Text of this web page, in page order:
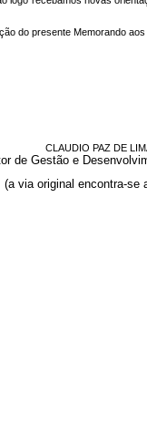
do presente Memorando
CLAUDIO PAZ DE
de Gestão e
(a via original encontra-se